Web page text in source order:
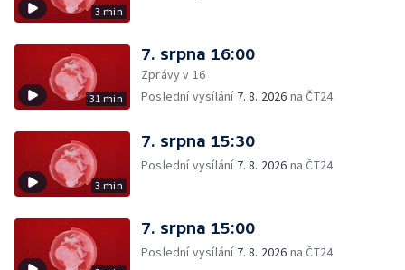
3 min
31 min
7. srpna 16:00
Zprávy v 16
Poslední vysílání 7. 8. 2026 na ČT24
3 min
7. srpna 15:30
Poslední vysílání 7. 8. 2026 na ČT24
7. srpna 15:00
Poslední vysílání 7. 8. 2026 na ČT24